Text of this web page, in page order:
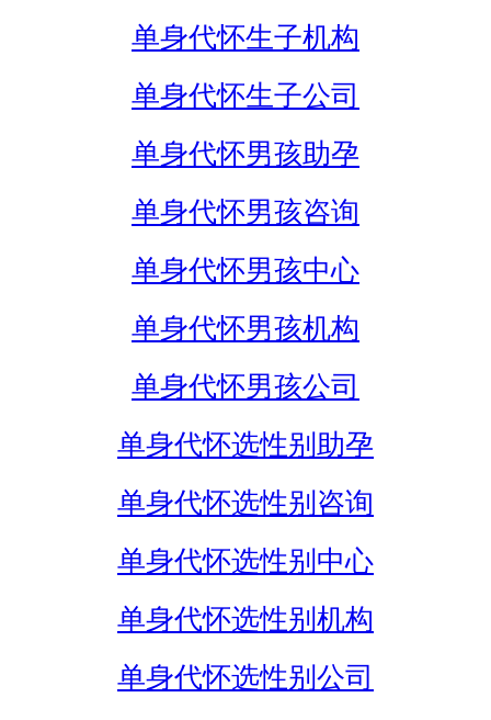
单身代怀生子机构
单身代怀生子公司
单身代怀男孩助孕
单身代怀男孩咨询
单身代怀男孩中心
单身代怀男孩机构
单身代怀男孩公司
单身代怀选性别助孕
单身代怀选性别咨询
单身代怀选性别中心
单身代怀选性别机构
单身代怀选性别公司